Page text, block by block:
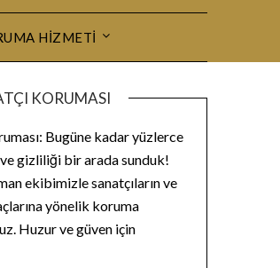
HIZMETI
KORUMASI
Bugüne kadar yüzlerce
gizliliği bir arada sunduk!
ekibimizle sanatçıların ve
yönelik koruma
Huzur ve güven için